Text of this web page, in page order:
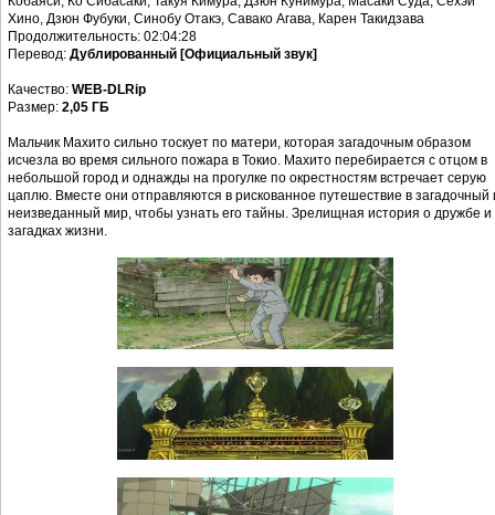
Хино, Дзюн Фубуки, Синобу Отакэ, Савако Агава, Карен Такидзава
Продолжительность: 02:04:28
Перевод: Дублированный [Официальный звук]
Качество: WEB-DLRip
Размер: 2,05 ГБ
Мальчик Махито сильно тоскует по матери, которая загадочным образом
исчезла во время сильного пожара в Токио. Махито перебирается с отцом в
небольшой город и однажды на прогулке по окрестностям встречает серую
цаплю. Вместе они отправляются в рискованное путешествие в загадочный
неизведанный мир, чтобы узнать его тайны. Зрелищная история о дружбе и
загадках жизни.